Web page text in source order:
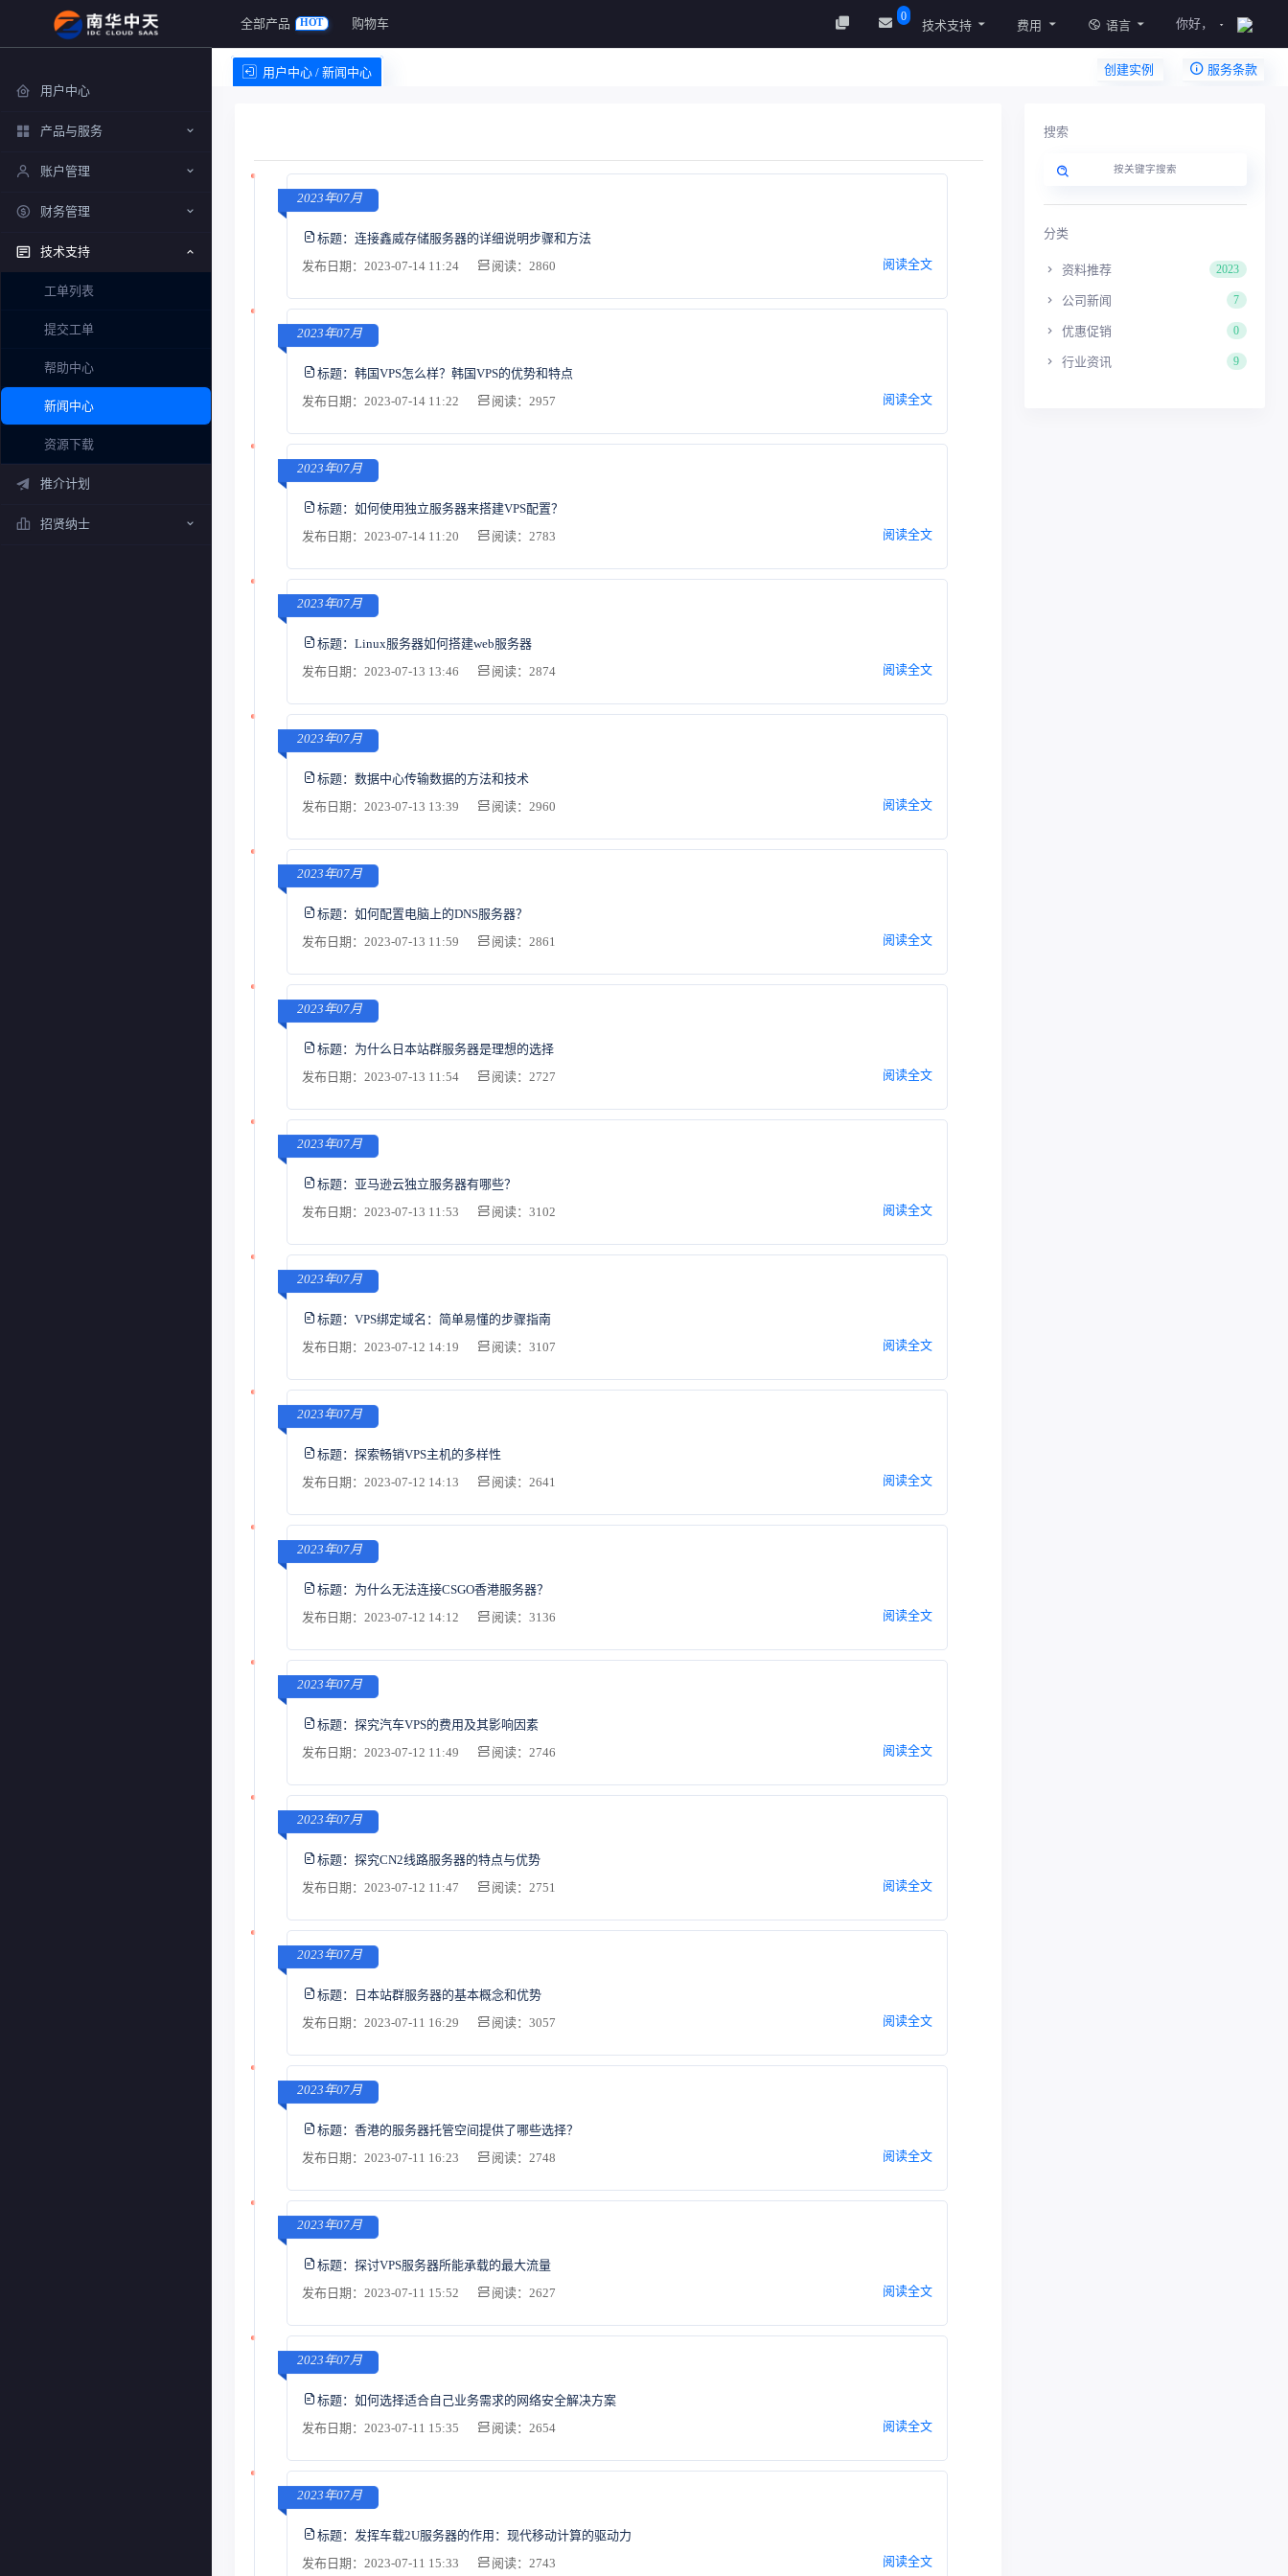
全部产品 HOT 购物车 0
技术支持 费用 语言 你好，
用户中心 / 新闻中心 创建实例
服务条款
用户中心
产品与服务
账户管理
财务管理
技术支持
工单列表
提交工单
帮助中心
新闻中心
资源下载
推介计划
招贤纳士
2023年07月
标题： 连接鑫威存储服务器的详细说明步骤和方法
发布日期：2023-07-14 11:24
阅读：2860 阅读全文
2023年07月
标题： 韩国VPS怎么样？韩国VPS的优势和特点
发布日期：2023-07-14 11:22
阅读：2957 阅读全文
2023年07月
标题： 如何使用独立服务器来搭建VPS配置？
发布日期：2023-07-14 11:20
阅读：2783 阅读全文
2023年07月
标题： Linux服务器如何搭建web服务器
发布日期：2023-07-13 13:46
阅读：2874 阅读全文
2023年07月
标题： 数据中心传输数据的方法和技术
发布日期：2023-07-13 13:39
阅读：2960 阅读全文
2023年07月
标题： 如何配置电脑上的DNS服务器？
发布日期：2023-07-13 11:59
阅读：2861 阅读全文
2023年07月
标题： 为什么日本站群服务器是理想的选择
发布日期：2023-07-13 11:54
阅读：2727 阅读全文
2023年07月
标题： 亚马逊云独立服务器有哪些？
发布日期：2023-07-13 11:53
阅读：3102 阅读全文
2023年07月
标题： VPS绑定域名：简单易懂的步骤指南
发布日期：2023-07-12 14:19
阅读：3107 阅读全文
2023年07月
标题： 探索畅销VPS主机的多样性
发布日期：2023-07-12 14:13
阅读：2641 阅读全文
2023年07月
标题： 为什么无法连接CSGO香港服务器？
发布日期：2023-07-12 14:12
阅读：3136 阅读全文
2023年07月
标题： 探究汽车VPS的费用及其影响因素
发布日期：2023-07-12 11:49
阅读：2746 阅读全文
2023年07月
标题： 探究CN2线路服务器的特点与优势
发布日期：2023-07-12 11:47
阅读：2751 阅读全文
2023年07月
标题：
日本站群服务器的基本概念和优势
发布日期：2023-07-11 16:29
阅读：3057 阅读全文
2023年07月
标题： 香港的服务器托管空间提供了哪些选择？
发布日期：2023-07-11 16:23
阅读：2748 阅读全文
2023年07月
标题： 探讨VPS服务器所能承载的最大流量
发布日期：2023-07-11 15:52
阅读：2627 阅读全文
2023年07月
标题： 如何选择适合自己业务需求的网络安全解决方案
发布日期：2023-07-11 15:35
阅读：2654 阅读全文
2023年07月
标题： 发挥车载2U服务器的作用：现代移动计算的驱动力
发布日期：2023-07-11 15:33
阅读：2743 阅读全文
搜索
分类
资料推荐 2023
公司新闻 7
优惠促销 0
行业资讯 9